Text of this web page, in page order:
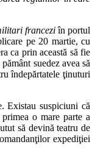
franceziîn portul
pe 20 martie, cu
ca prin această să fie
suedez avea să
îndepărtatele ţinuturi
Existau suspiciuni că
o mare parte a
să devină teatru de
expediţiei